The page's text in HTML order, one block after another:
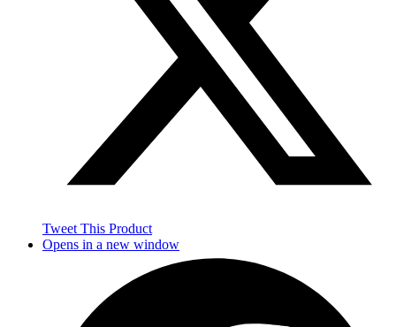
Tweet This Product
Opens in a new window